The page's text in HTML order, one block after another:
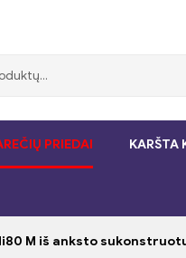
PRIEDAI KARŠTA
M iš anksto